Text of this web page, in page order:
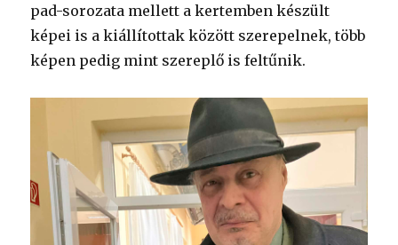
pad-sorozata mellett a kertemben készült
képei is a kiállítottak között szerepelnek, több
képen pedig mint szereplő is feltűnik.